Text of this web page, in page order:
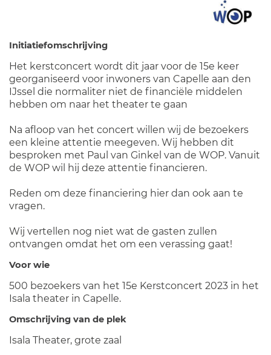
Initiatiefomschrijving
Het kerstconcert wordt dit jaar voor de 15e keer
georganiseerd voor inwoners van Capelle aan den
IJssel die normaliter niet de financiële middelen
hebben om naar het theater te gaan
Na afloop van het concert willen wij de bezoekers
een kleine attentie meegeven. Wij hebben dit
besproken met Paul van Ginkel van de WOP. Vanuit
de WOP wil hij deze attentie financieren.
Reden om deze financiering hier dan ook aan te
vragen.
Wij vertellen nog niet wat de gasten zullen
ontvangen omdat het om een verassing gaat!
Voor wie
500 bezoekers van het 15e Kerstconcert 2023 in het
Isala theater in Capelle.
Omschrijving van de plek
Isala Theater, grote zaal